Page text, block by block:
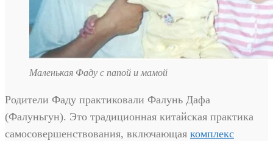
Маленькая Фаду с папой и мамой
Родители Фаду практиковали Фалунь Дафа
(Фалуньгун). Это традиционная китайская практика
самосовершенствования, включающая комплекс